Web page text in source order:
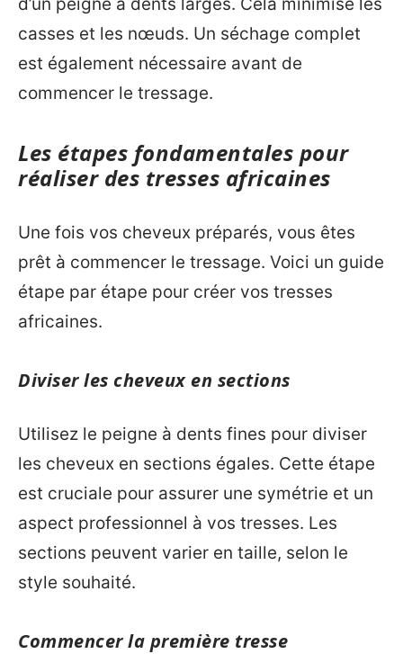
casses et les nœuds. Un séchage complet
est également nécessaire avant de
commencer le tressage.
Les étapes fondamentales pour
réaliser des tresses africaines
Une fois vos cheveux préparés, vous êtes
prêt à commencer le tressage. Voici un guide
étape par étape pour créer vos tresses
africaines.
Diviser les cheveux en sections
Utilisez le peigne à dents fines pour diviser
les cheveux en sections égales. Cette étape
est cruciale pour assurer une symétrie et un
aspect professionnel à vos tresses. Les
sections peuvent varier en taille, selon le
style souhaité.
Commencer la première tresse